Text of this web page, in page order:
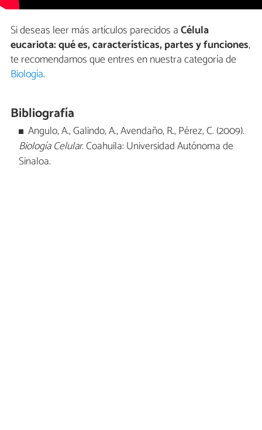
Si deseas leer más artículos parecidos aCélula
eucariota: qué es, características, partes y funciones,
te recomendamos que entres en nuestra categoría de
Biología.
Bibliografía
Angulo, A., Galindo, A., Avendaño, R., Pérez, C. (2009).
Biología Celular.Coahuila: Universidad Autónoma de
Sinaloa.